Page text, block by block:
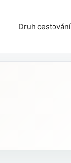
Druh cestování